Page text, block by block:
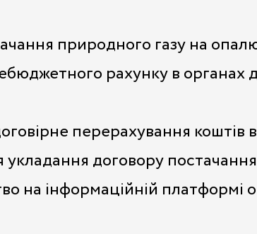
природного газу на
рахунку в органах
перерахування коштів
укладання договору
на інформаційній платформі